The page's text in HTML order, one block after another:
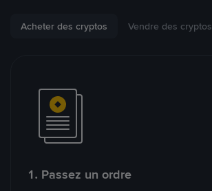
Acheter des cryptos Vendre des cryptos
1. Passez un ordre